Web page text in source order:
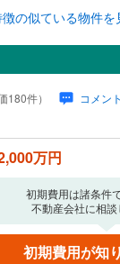
の似ている物件を
180件） コメン
万円
初期費用は諸条件
不動産会社に相談
初期費用が知